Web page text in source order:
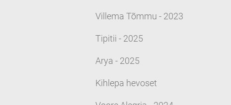
Villema Tõmmu - 2023
Tipitii - 2025
Arya - 2025
Kihlepa hevoset